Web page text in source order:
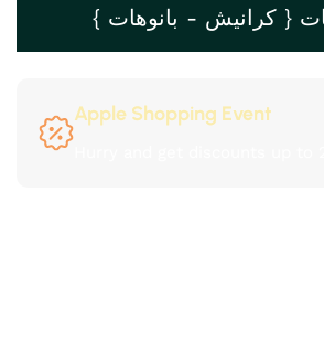
{ كرانيش - بانوهات }
Apple Shopping Event